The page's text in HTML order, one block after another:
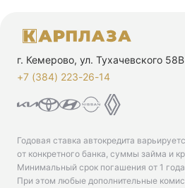
г. Кемерово, ул. Тухачевского 58В
+7 (384) 223-26-14‬
Годовая ставка автокредита
от конкретного банка, суммы займа и
Минимальный срок погашения от 1
При этом любые дополнительные